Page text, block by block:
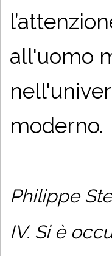
all'uomo
moderno.
Philippe
IV. Si è